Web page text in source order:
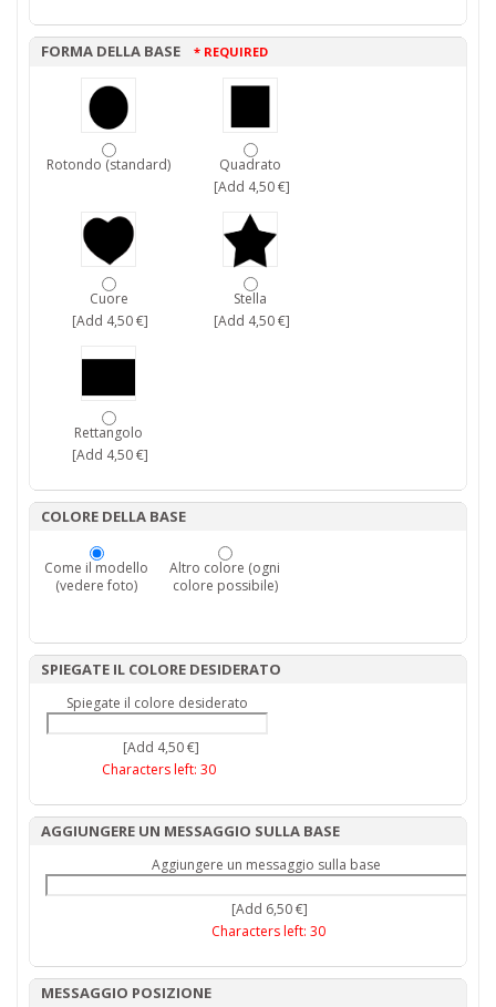
FORMA DELLA BASE * REQUIRED
Rotondo (standard)
Quadrato
[Add 4,50 €]
Cuore
[Add 4,50 €]
Stella
[Add 4,50 €]
Rettangolo
[Add 4,50 €]
COLORE DELLA BASE
Come il modello
(vedere foto)
Altro colore (ogni
colore possibile)
SPIEGATE IL COLORE DESIDERATO
Spiegate il colore desiderato
[Add 4,50 €]
Characters left: 30
AGGIUNGERE UN MESSAGGIO SULLA BASE
Aggiungere un messaggio sulla base
[Add 6,50 €]
Characters left: 30
MESSAGGIO POSIZIONE